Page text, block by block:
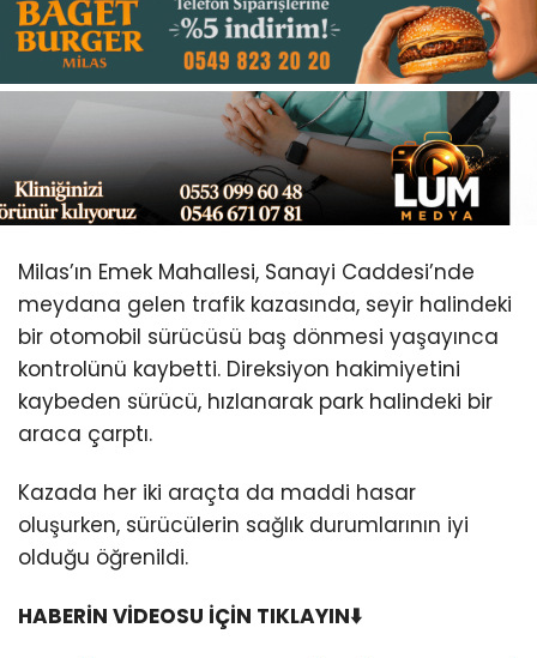
Instagram
Youtube
Milas’ın Emek Mahallesi, Sanayi Caddesi’nde
meydana gelen trafik kazasında, seyir halindeki
bir otomobil sürücüsü baş dönmesi yaşayınca
kontrolünü kaybetti. Direksiyon hakimiyetini
kaybeden sürücü, hızlanarak park halindeki bir
araca çarptı.
Kazada her iki araçta da maddi hasar
oluşurken, sürücülerin sağlık durumlarının iyi
olduğu öğrenildi.
HABERİN VİDEOSU İÇİN TIKLAYIN⬇️